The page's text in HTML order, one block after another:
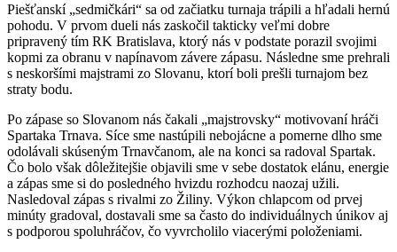
Piešťanskí „sedmičkári“ sa od začiatku turnaja trápili a hľadali hernú
pohodu. V prvom dueli nás zaskočil takticky veľmi dobre
pripravený tím RK Bratislava, ktorý nás v podstate porazil svojimi
kopmi za obranu v napínavom závere zápasu. Následne sme prehrali
s neskoršími majstrami zo Slovanu, ktorí boli prešli turnajom bez
straty bodu.
Po zápase so Slovanom nás čakali „majstrovsky“ motivovaní hráči
Spartaka Trnava. Síce sme nastúpili nebojácne a pomerne dlho sme
odolávali skúseným Trnavčanom, ale na konci sa radoval Spartak.
Čo bolo však dôležitejšie objavili sme v sebe dostatok elánu, energie
a zápas sme si do posledného hvizdu rozhodcu naozaj užili.
Nasledoval zápas s rivalmi zo Žiliny. Výkon chlapcom od prvej
minúty gradoval, dostavali sme sa často do individuálnych únikov aj
s podporou spoluhráčov, čo vyvrcholilo viacerými položeniami.